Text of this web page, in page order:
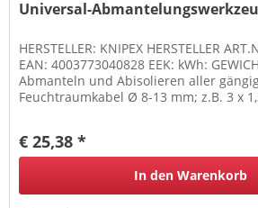
Universal-
HERSTELLER: KNIPEX HERSTELLER
EAN: 4003773040828 EEK: kWh:
Abmanteln und Abisolieren aller
Feuchtraumkabel Ø 8-13 mm; z.B. 3 x
€ 25,38 *
In den Warenkorb